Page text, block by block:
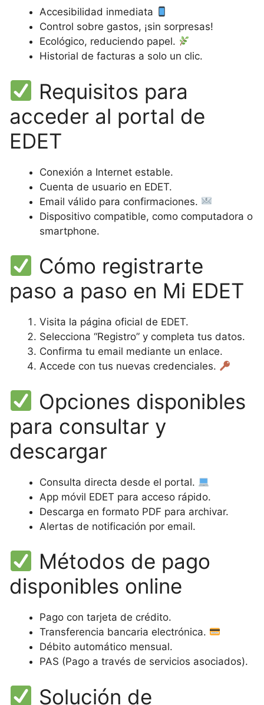
Accesibilidad inmediata
Control sobre gastos, ¡sin sorpresas!
Ecológico, reduciendo papel.
Historial de facturas a solo un clic.
Requisitos para
acceder al portal de
EDET
Conexión a Internet estable.
Cuenta de usuario en EDET.
Email válido para confirmaciones.
Dispositivo compatible, como computadora o
smartphone.
Cómo registrarte
paso a paso en Mi EDET
Visita la página oficial de EDET.
Selecciona “Registro” y completa tus datos.
Confirma tu email mediante un enlace.
Accede con tus nuevas credenciales.
Opciones disponibles
para consultar y
descargar
Consulta directa desde el portal.
App móvil EDET para acceso rápido.
Descarga en formato PDF para archivar.
Alertas de notificación por email.
Métodos de pago
disponibles online
Pago con tarjeta de crédito.
Transferencia bancaria electrónica.
Débito automático mensual.
PAS (Pago a través de servicios asociados).
Solución de